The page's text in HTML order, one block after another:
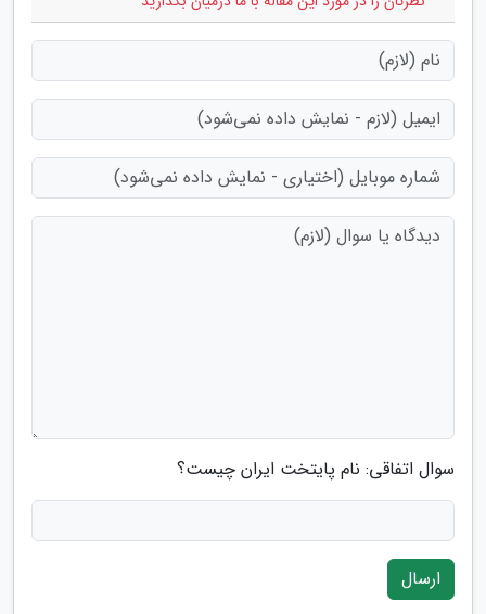
سوال اتفاقی: نام پایتخت ایران چیست؟
ارسال